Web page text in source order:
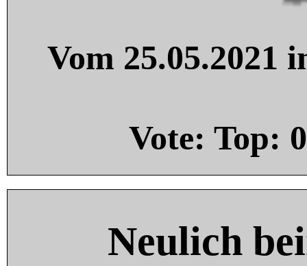
Vom 25.05.2021
Vote: Top: 0
Neulich